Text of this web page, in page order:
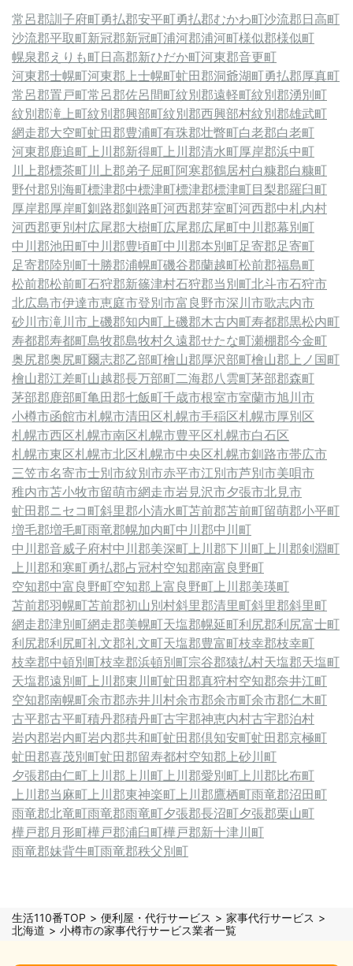
常呂郡訓子府町勇払郡安平町勇払郡むかわ町沙流郡日高町
沙流郡平取町新冠郡新冠町浦河郡浦河町様似郡様似町
幌泉郡えりも町日高郡新ひだか町河東郡音更町
河東郡士幌町河東郡上士幌町虻田郡洞爺湖町勇払郡厚真町
常呂郡置戸町常呂郡佐呂間町紋別郡遠軽町紋別郡湧別町
紋別郡滝上町紋別郡興部町紋別郡西興部村紋別郡雄武町
網走郡大空町虻田郡豊浦町有珠郡壮瞥町白老郡白老町
河東郡鹿追町 上川郡新得町 上川郡清水町厚岸郡浜中町
川上郡標茶町川上郡弟子屈町阿寒郡鶴居村白糠郡白糠町
野付郡別海町標津郡中標津町標津郡標津町目梨郡羅臼町
厚岸郡厚岸町釧路郡釧路町河西郡芽室町河西郡中札内村
河西郡更別村広尾郡大樹町広尾郡広尾町中川郡幕別町
中川郡池田町中川郡豊頃町中川郡本別町足寄郡足寄町
足寄郡陸別町十勝郡浦幌町磯谷郡蘭越町松前郡福島町
松前郡松前町石狩郡新篠津村石狩郡当別町北斗市石狩市
北広島市伊達市恵庭市登別市富良野市深川市歌志内市
砂川市滝川市 上磯郡知内町 上磯郡木古内町寿都郡黒松内町
寿都郡寿都町島牧郡島牧村久遠郡せたな町瀬棚郡今金町
奥尻郡奥尻町爾志郡乙部町檜山郡厚沢部町檜山郡上ノ国町
檜山郡江差町山越郡長万部町二海郡八雲町茅部郡森町
茅部郡鹿部町亀田郡七飯町千歳市根室市室蘭市旭川市
小樽市函館市札幌市清田区札幌市手稲区札幌市厚別区
札幌市西区札幌市南区札幌市豊平区札幌市白石区
札幌市東区札幌市北区札幌市中央区札幌市釧路市帯広市
三笠市名寄市士別市紋別市赤平市江別市芦別市美唄市
稚内市苫小牧市留萌市網走市岩見沢市夕張市北見市
虻田郡ニセコ町斜里郡小清水町苫前郡苫前町留萌郡小平町
増毛郡増毛町雨竜郡幌加内町中川郡中川町
中川郡音威子府村中川郡美深町 上川郡下川町 上川郡剣淵町
上川郡和寒町勇払郡占冠村空知郡南富良野町
空知郡中富良野町空知郡上富良野町 上川郡美瑛町
苫前郡羽幌町苫前郡初山別村斜里郡清里町斜里郡斜里町
網走郡津別町網走郡美幌町天塩郡幌延町利尻郡利尻富士町
利尻郡利尻町礼文郡礼文町天塩郡豊富町枝幸郡枝幸町
枝幸郡中頓別町枝幸郡浜頓別町宗谷郡猿払村天塩郡天塩町
天塩郡遠別町 上川郡東川町虻田郡真狩村空知郡奈井江町
空知郡南幌町余市郡赤井川村余市郡余市町余市郡仁木町
古平郡古平町積丹郡積丹町古宇郡神恵内村古宇郡泊村
岩内郡岩内町岩内郡共和町虻田郡倶知安町虻田郡京極町
虻田郡喜茂別町虻田郡留寿都村空知郡上砂川町
夕張郡由仁町 上川郡上川町 上川郡愛別町 上川郡比布町
上川郡当麻町 上川郡東神楽町 上川郡鷹栖町雨竜郡沼田町
雨竜郡北竜町雨竜郡雨竜町夕張郡長沼町夕張郡栗山町
樺戸郡月形町樺戸郡浦臼町樺戸郡新十津川町
雨竜郡妹背牛町雨竜郡秩父別町
生活110番TOP 便利屋・代行サービス
家事代行サービス
北海道
小樽市の家事代行サービス業者一覧